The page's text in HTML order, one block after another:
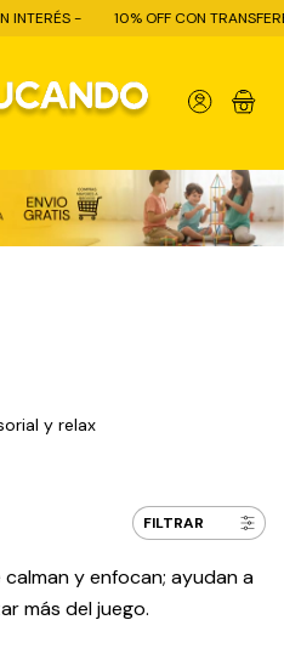
CON TRANSFERENCIA - ENVÍO
0
y relax
FILTRAR
y enfocan; ayudan a
más del juego.